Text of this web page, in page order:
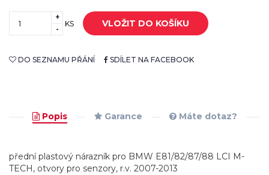
+
-
KS VLOŽIT DO KOŠÍKU
DO SEZNAMU PŘÁNÍ SDÍLET NA FACEBOOK
Popis Garance Máte dotaz?
přední plastový nárazník pro BMW E81/82/87/88 LCI M-
TECH, otvory pro senzory, r.v. 2007-2013